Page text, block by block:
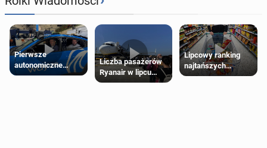
Pierwsze
autonomiczne
Ubery pojawią się
Liczba pasażerów
Ryanair w lipcu
pobiła rekord
Lipcowy ranking
najtańszych
supermarketów